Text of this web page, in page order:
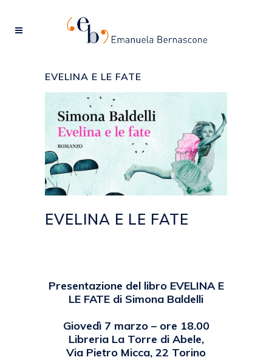
EVELINA E LE FATE
EVELINA E LE FATE
Presentazione del libro EVELINA E
LE FATE di Simona Baldelli
Giovedì 7 marzo – ore 18.00
Libreria La Torre di Abele,
Via Pietro Micca, 22 Torino